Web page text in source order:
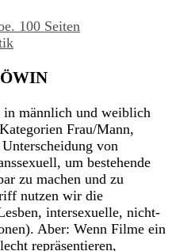
100 Seiten
männlich und weiblich
Frau/Mann,
von
um bestehende
zu machen und zu
nutzen wir die
intersexuelle, nicht-
Aber: Wenn Filme ein
repräsentieren,